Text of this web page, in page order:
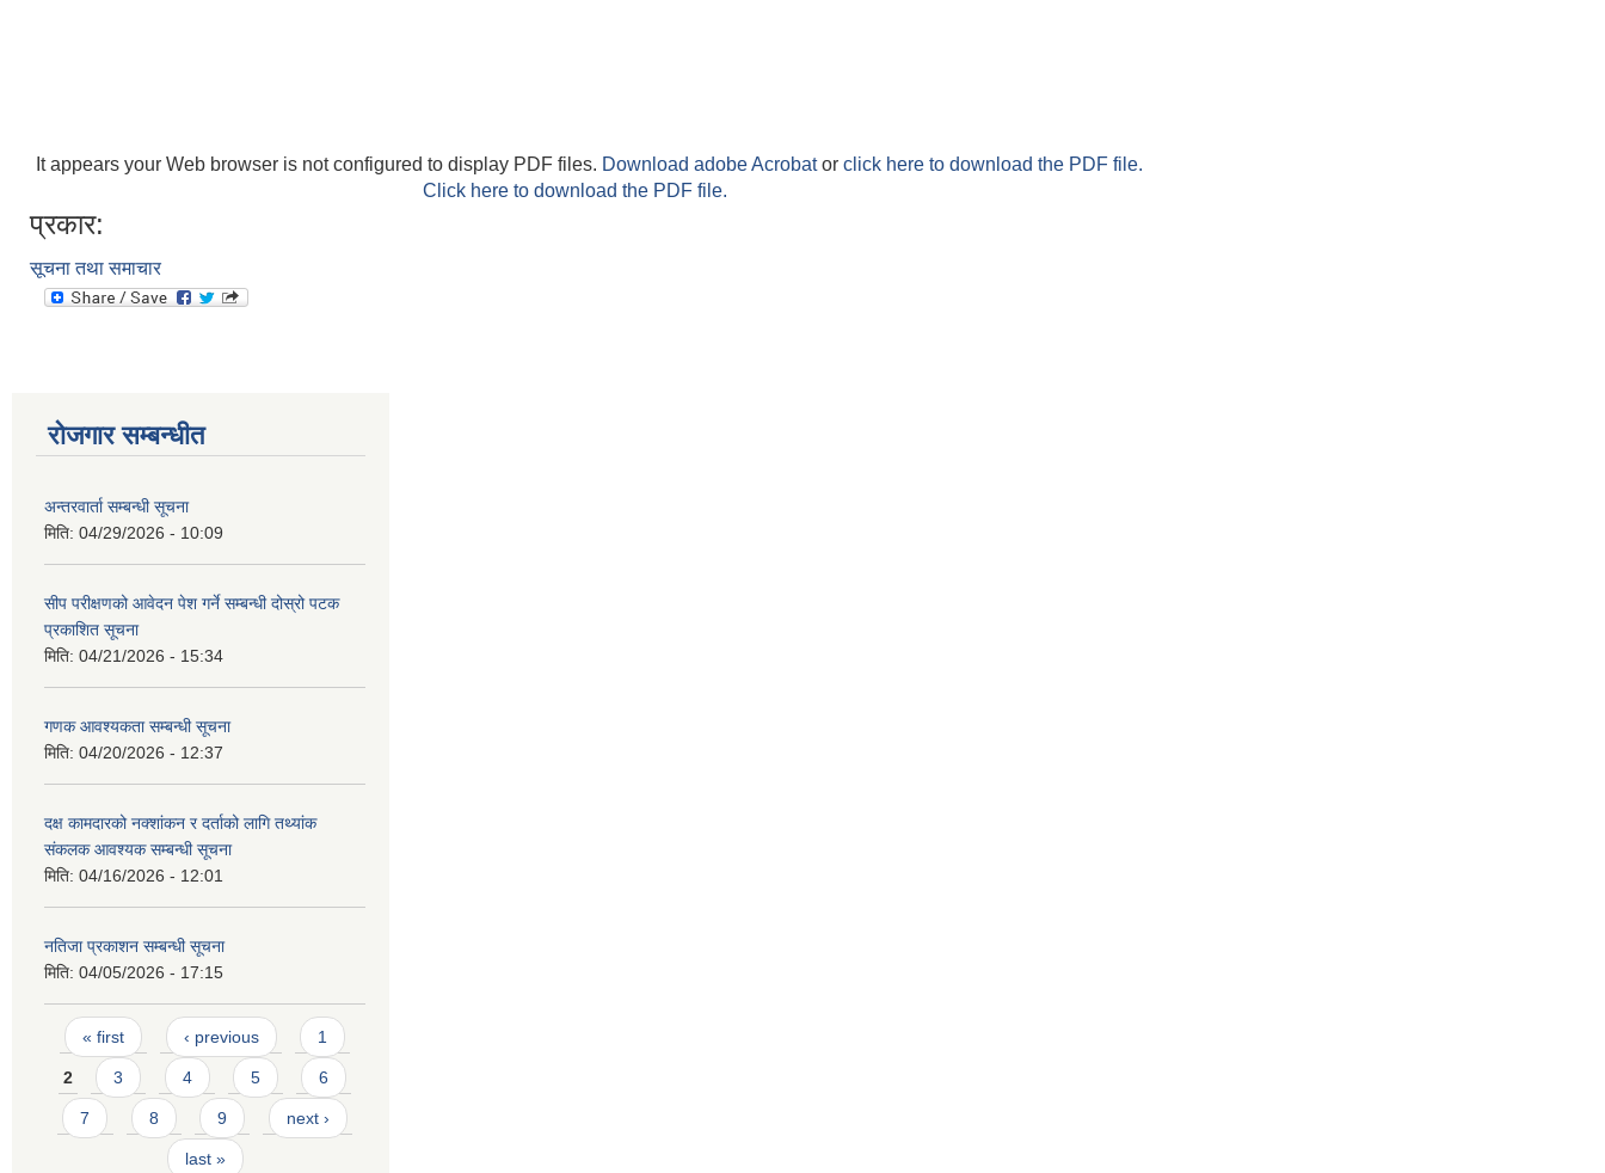
It appears your Web browser is not configured to display PDF files. Download adobe Acrobator click here to download the PDF file.
Click here to download the PDF file.
प्रकार:
सूचना तथा समाचार
रोजगार सम्बन्धीत
अन्तरवार्ता सम्बन्धी सूचना
मिति: 04/29/2026 - 10:09
सीप परीक्षणको आवेदन पेश गर्ने सम्बन्धी दोस्रो पटक
प्रकाशित सूचना
मिति: 04/21/2026 - 15:34
गणक आवश्यकता सम्बन्धी सूचना
मिति: 04/20/2026 - 12:37
दक्ष कामदारको नक्शांकन र दर्ताको लागि तथ्यांक
संकलक आवश्यक सम्बन्धी सूचना
मिति: 04/16/2026 - 12:01
नतिजा प्रकाशन सम्बन्धी सूचना
मिति: 04/05/2026 - 17:15
Pages
« first ‹ previous 1
2 3 4 5 6
7 8 9 next ›
last »